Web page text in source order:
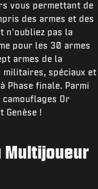
vous permettant de
des armes et des
n'oubliez pas la
pour les 30 armes
armes de la
militaires, spéciaux et
Phase finale. Parmi
Or
Genèse !
Multijoueur